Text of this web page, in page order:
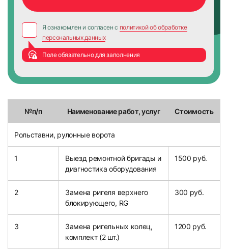
Я ознакомлен и согласен с политикой об обработке
персональных данных
Поле обязательно для заполнения
№п/п Наименование работ, услуг Стоимость
Рольставни, рулонные ворота
1
Выезд ремонтной бригады и
диагностика оборудования
1500 руб.
2
Замена ригеля верхнего
блокирующего, RG
300 руб.
3
Замена ригельных колец,
комплект (2 шт.)
1200 руб.